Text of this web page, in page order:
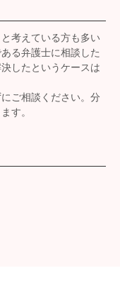
考えている方も多い
る弁護士に相談した
したというケースは
ご相談ください。分
す。